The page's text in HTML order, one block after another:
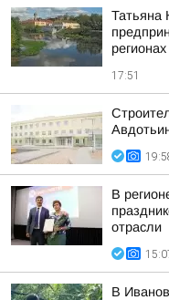
Татьяна
регионах
17:51
В
отрасли
В